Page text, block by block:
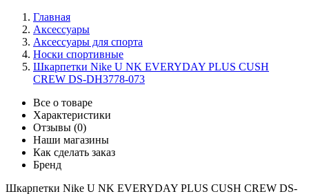
Главная
Аксессуары
Аксессуары для спорта
Носки спортивные
Шкарпетки Nike U NK EVERYDAY PLUS CUSH
CREW DS-DH3778-073
Все о товаре
Характеристики
Отзывы (0)
Наши магазины
Как сделать заказ
Бренд
Шкарпетки Nike U NK EVERYDAY PLUS CUSH CREW DS-